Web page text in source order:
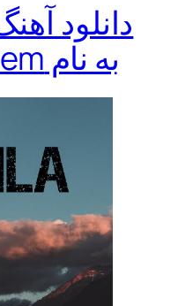
به نام Deye Bilmirem